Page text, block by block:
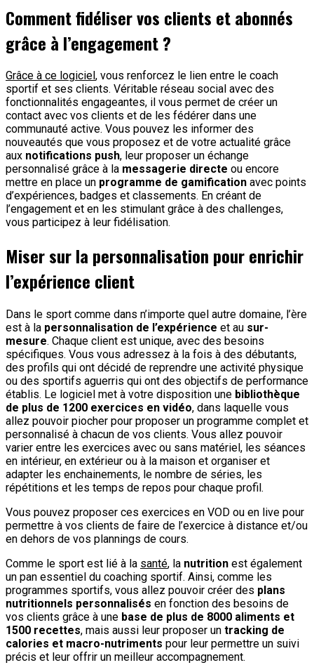
Comment fidéliser vos clients et abonnés
grâce à l’engagement ?
Grâce à ce logiciel , vous renforcez le lien entre le coach
sportif et ses clients. Véritable réseau social avec des
fonctionnalités engageantes, il vous permet de créer un
contact avec vos clients et de les fédérer dans une
communauté active. Vous pouvez les informer des
nouveautés que vous proposez et de votre actualité grâce
aux notifications push, leur proposer un échange
personnalisé grâce à la messagerie directe ou encore
mettre en place un programme de gamification avec points
d’expériences, badges et classements. En créant de
l’engagement et en les stimulant grâce à des challenges,
vous participez à leur fidélisation.
Miser sur la personnalisation pour enrichir
l’expérience client
Dans le sport comme dans n’importe quel autre domaine, l’ère
est à la personnalisation de l’expérience et au sur-
mesure. Chaque client est unique, avec des besoins
spécifiques. Vous vous adressez à la fois à des débutants,
des profils qui ont décidé de reprendre une activité physique
ou des sportifs aguerris qui ont des objectifs de performance
établis. Le logiciel met à votre disposition une bibliothèque
de plus de 1200 exercices en vidéo, dans laquelle vous
allez pouvoir piocher pour proposer un programme complet et
personnalisé à chacun de vos clients. Vous allez pouvoir
varier entre les exercices avec ou sans matériel, les séances
en intérieur, en extérieur ou à la maison et organiser et
adapter les enchainements, le nombre de séries, les
répétitions et les temps de repos pour chaque profil.
Vous pouvez proposer ces exercices en VOD ou en live pour
permettre à vos clients de faire de l’exercice à distance et/ou
en dehors de vos plannings de cours.
Comme le sport est lié à la santé, la nutrition est également
un pan essentiel du coaching sportif. Ainsi, comme les
programmes sportifs, vous allez pouvoir créer des plans
nutritionnels personnalisés en fonction des besoins de
vos clients grâce à une base de plus de 8000 aliments et
1500 recettes, mais aussi leur proposer un tracking de
calories et macro-nutriments pour leur permettre un suivi
précis et leur offrir un meilleur accompagnement.